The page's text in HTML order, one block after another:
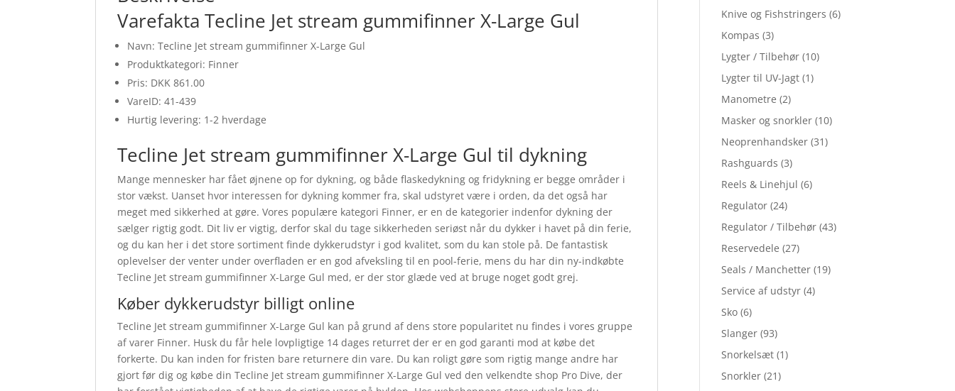
Varefakta Tecline Jet stream gummifinner X-Large Gul
Navn: Tecline Jet stream gummifinner X-Large Gul
Produktkategori: Finner
Pris: DKK 861.00
VareID: 41-439
Hurtig levering: 1-2 hverdage
Tecline Jet stream gummifinner X-Large Gul til dykning
Mange mennesker har fået øjnene op for dykning, og både flaskedykning og fridykning er begge områder i
stor vækst. Uanset hvor interessen for dykning kommer fra, skal udstyret være i orden, da det også har
meget med sikkerhed at gøre. Vores populære kategori Finner, er en de kategorier indenfor dykning der
sælger rigtig godt. Dit liv er vigtig, derfor skal du tage sikkerheden seriøst når du dykker i havet på din ferie,
og du kan her i det store sortiment finde dykkerudstyr i god kvalitet, som du kan stole på. De fantastisk
oplevelser der venter under overfladen er en god afveksling til en pool-ferie, mens du har din ny-indkøbte
Tecline Jet stream gummifinner X-Large Gul med, er der stor glæde ved at bruge noget godt grej.
Køber dykkerudstyr billigt online
Tecline Jet stream gummifinner X-Large Gul kan på grund af dens store popularitet nu findes i vores gruppe
af varer Finner. Husk du får hele lovpligtige 14 dages returret der er en god garanti mod at købe det
forkerte. Du kan inden for fristen bare returnere din vare. Du kan roligt gøre som rigtig mange andre har
gjort før dig og købe din Tecline Jet stream gummifinner X-Large Gul ved den velkendte shop Pro Dive, der
Knive og Fishstringers (6)
Kompas (3)
Lygter / Tilbehør (10)
Lygter til UV-Jagt (1)
Manometre (2)
Masker og snorkler (10)
Neoprenhandsker (31)
Rashguards (3)
Reels & Linehjul (6)
Regulator (24)
Regulator / Tilbehør (43)
Reservedele (27)
Seals / Manchetter (19)
Service af udstyr (4)
Sko (6)
Slanger (93)
Snorkelsæt (1)
Snorkler (21)